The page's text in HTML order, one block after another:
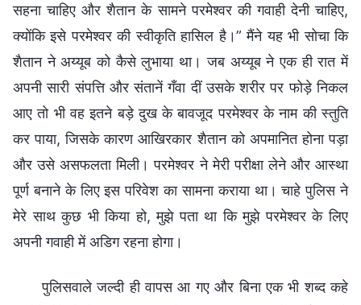
सहना चाहिए और शैतान के सामने परमेश्वर की गवाही देनी चाहिए,
क्योंकि इसे परमेश्वर की स्वीकृति हासिल है।” मैंने यह भी सोचा कि
शैतान ने अय्यूब को कैसे लुभाया था। जब अय्यूब ने एक ही रात में
अपनी सारी संपत्ति और संतानें गँवा दीं उसके शरीर पर फोड़े निकल
आए तो भी वह इतने बड़े दुख के बावजूद परमेश्वर के नाम की स्तुति
कर पाया, जिसके कारण आखिरकार शैतान को अपमानित होना पड़ा
और उसे असफलता मिली। परमेश्वर ने मेरी परीक्षा लेने और आस्था
पूर्ण बनाने के लिए इस परिवेश का सामना कराया था। चाहे पुलिस ने
मेरे साथ कुछ भी किया हो, मुझे पता था कि मुझे परमेश्वर के लिए
अपनी गवाही में अडिग रहना होगा।
पुलिसवाले जल्दी ही वापस आ गए और बिना एक भी शब्द कहे